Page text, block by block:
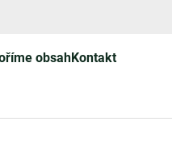
obsahKontakt